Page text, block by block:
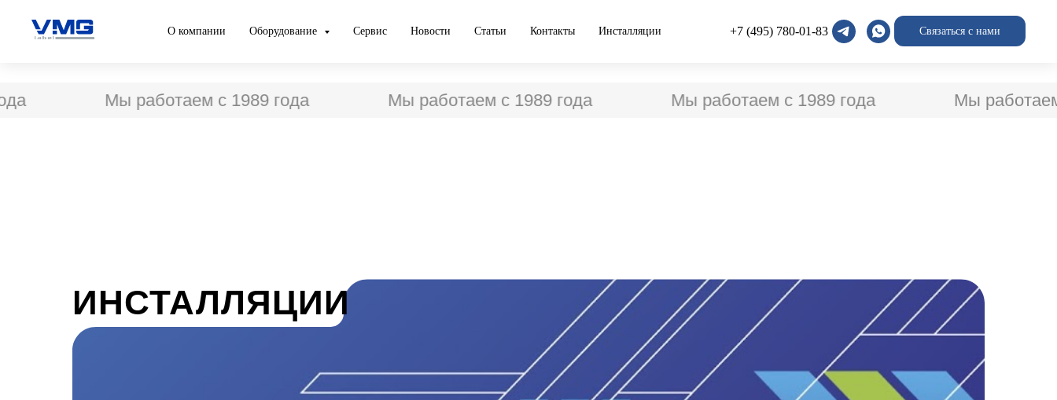
О компании Оборудование Сервис Новости Статьи Контакты Инсталляции +7 (495) 780-01-83 Связаться с нами
Мы работаем с 1989 года Мы работаем с 1989 года Мы работаем с 1989 года Мы работаем с
ИНСТАЛЛЯЦИИ